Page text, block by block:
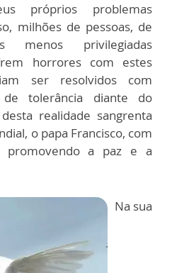
próprios problemas
milhões de pessoas, de
menos privilegiadas
horrores com estes
ser resolvidos com
tolerância diante do
realidade sangrenta
o papa Francisco, com
promovendo a paz e a
Na sua